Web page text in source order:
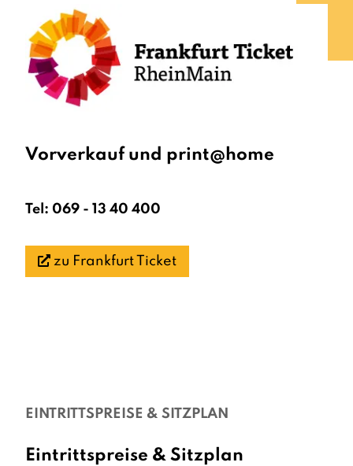
Vorverkauf und print@home
Tel: 069 - 13 40 400
zu Frankfurt Ticket
EINTRITTSPREISE & SITZPLAN
Eintrittspreise & Sitzplan